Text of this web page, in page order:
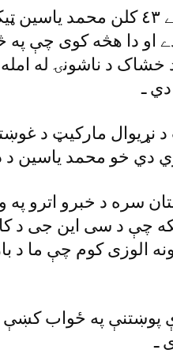
د پينډۍ اوسيدونکے ٤٣
دے او دا هڅه کوى چې
خشاک د ناشونۍ له
ـ
مارکيټ د
دي خو محمد ياسين د
سره د خبرو اترو
چې د سى اين جى د
الوزى کوم چې ما د
پوښتنې په ځواب کښې
ـ